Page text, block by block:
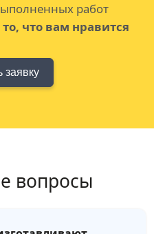
работ
что вам нравится
заявку
вопросы